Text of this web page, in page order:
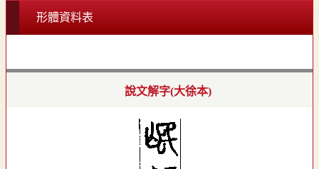
形體資料表
說文解字(大徐本)